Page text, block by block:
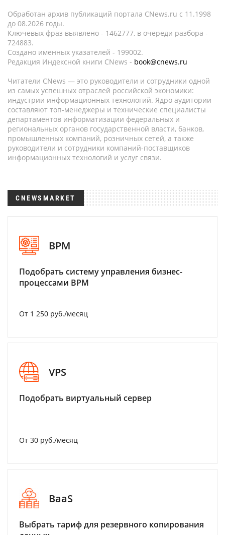
Обработан архив публикаций портала CNews.ru c 11.1998
до 08.2026 годы.
Ключевых фраз выявлено - 1462777, в очереди разбора -
724883.
Создано именных указателей - 199002.
Редакция Индексной книги CNews - book@cnews.ru
Читатели CNews — это руководители и сотрудники одной
из самых успешных отраслей российской экономики:
индустрии информационных технологий. Ядро аудитории
составляют топ-менеджеры и технические специалисты
департаментов информатизации федеральных и
региональных органов государственной власти, банков,
промышленных компаний, розничных сетей, а также
руководители и сотрудники компаний-поставщиков
информационных технологий и услуг связи.
CNEWSMARKET
BPM
Подобрать систему управления бизнес-
процессами BPM
От 1 250 руб./месяц
VPS
Подобрать виртуальный сервер
От 30 руб./месяц
BaaS
Выбрать тариф для резервного копирования